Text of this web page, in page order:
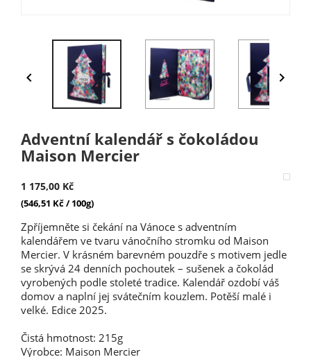
 
Adventní kalendář s čokoládou
Maison Mercier
1 175,00 Kč
(546,51 Kč / 100g)
Zpříjemněte si čekání na Vánoce s adventním
kalendářem ve tvaru vánočního stromku od Maison
Mercier. V krásném barevném pouzdře s motivem jedle
se skrývá 24 denních pochoutek – sušenek a čokolád
vyrobených podle stoleté tradice. Kalendář ozdobí váš
domov a naplní jej svátečním kouzlem. Potěší malé i
velké. Edice 2025.
Čistá hmotnost: 215g
Výrobce: Maison Mercier